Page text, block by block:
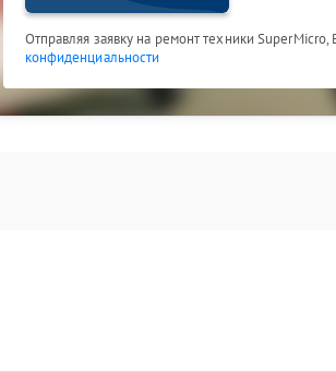
Отправляя заявку на ремонт техники
конфиденциальности